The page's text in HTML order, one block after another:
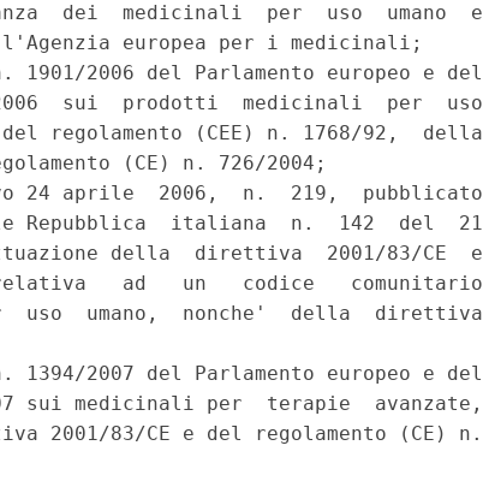
dei  medicinali  per  uso  umano  e
europea per i medicinali;
1901/2006 del Parlamento europeo e del
sui  prodotti  medicinali  per  uso
regolamento (CEE) n. 1768/92,  della
(CE) n. 726/2004;
24 aprile  2006,  n.  219,  pubblicato
Repubblica  italiana  n.  142  del  21
della  direttiva  2001/83/CE  e
ad   un   codice   comunitario
uso  umano,  nonche'  della  direttiva
1394/2007 del Parlamento europeo e del
sui medicinali per  terapie  avanzate,
2001/83/CE e del regolamento (CE) n.